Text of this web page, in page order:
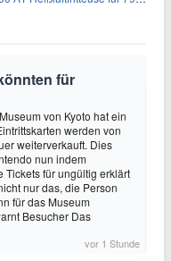
für
von Kyoto hat ein
werden von
weiterverkauft. Dies
nun indem
Tickets für ungültig erklärt
nur das, die Person
für das Museum
Besucher Das
vor 1 Stunde